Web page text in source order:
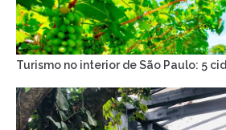
Turismo no interior de São Paulo: 5